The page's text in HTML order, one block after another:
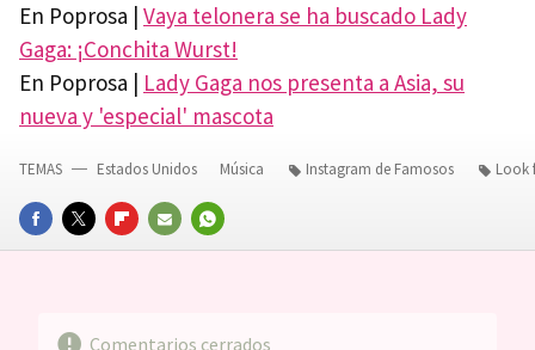
En Poprosa | Vaya telonera se ha buscado Lady
Gaga: ¡Conchita Wurst!
En Poprosa | Lady Gaga nos presenta a Asia, su
nueva y 'especial' mascota
FACEBOOKTWITTERFLIPBOARD
E-
WHATSAPP
TEMAS Estados Unidos Música Instagram de Famosos Look
Comentarios cerrados